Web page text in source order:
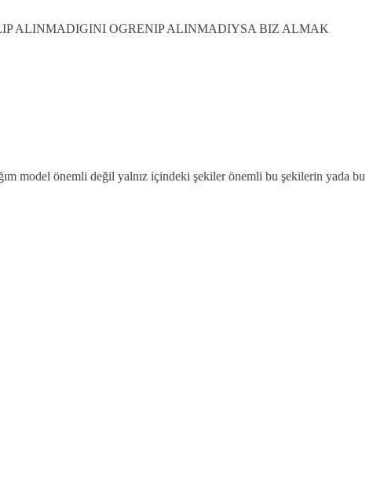
ALINMADIGINI OGRENIP ALINMADIYSA BIZ ALMAK
model önemli değil yalnız içindeki şekiler önemli bu şekilerin yada bu